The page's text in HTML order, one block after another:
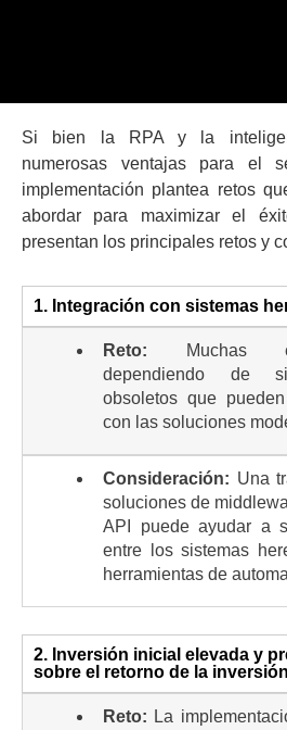
Si bien la RPA y la
numerosas ventajas para el
implementación plantea retos
abordar para maximizar el
presentan los principales retos y
1. Integración con sistemas
Reto: Muchas
dependiendo de
obsoletos que
con las soluciones
Consideración: Una
soluciones de
API puede ayudar a
entre los sistemas
herramientas de
2. Inversión inicial elevada y
sobre el retorno de la inversión
Reto: La